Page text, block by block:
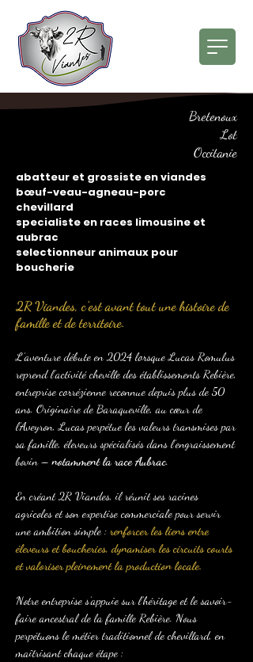
Bretenoux
Lot
Occitanie
abatteur et grossiste en viandes
bœuf-veau-agneau-porc
chevillard
specialiste en races limousine et
aubrac
selectionneur animaux pour
boucherie
2R Viandes, c’est avant tout une histoire de
famille et de territoire.
L’aventure débute en 2024 lorsque Lucas Romulus
reprend l’activité cheville des établissements Rebière,
entreprise corrézienne reconnue depuis plus de 50
ans. Originaire de Baraqueville, au cœur de
l’Aveyron, Lucas perpétue les valeurs transmises par
sa famille, éleveurs spécialisés dans l’engraissement
bovin –notamment la race Aubrac.
En créant 2R Viandes, il réunit ses racines
agricoles et son expertise commerciale pour servir
une ambition simple : renforcer les liens entre
éleveurs et boucheries, dynamiser les circuits courts
et valoriser pleinement la production locale.
Notre entreprise s’appuie sur l’héritage et le savoir-
faire ancestral de la famille Rebière. Nous
perpétuons le métier traditionnel de chevillard, en
maîtrisant chaque étape :